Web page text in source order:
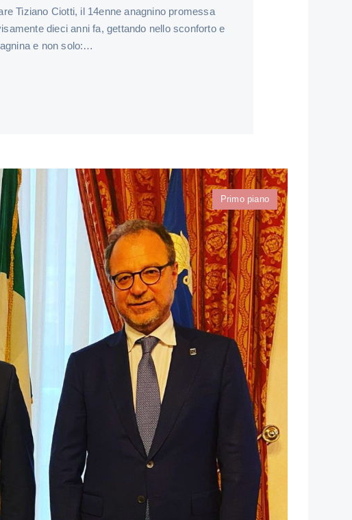
Tiziano Ciotti, il 14enne anagnino promessa
dieci anni fa, gettando nello sconforto e
e non solo:…
Primo piano